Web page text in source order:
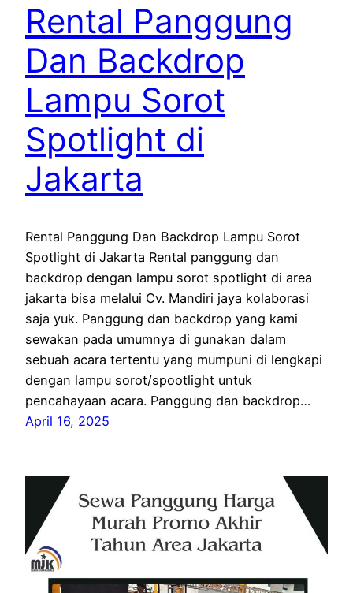
Rental Panggung
Dan Backdrop
Lampu Sorot
Spotlight di
Jakarta
Rental Panggung Dan Backdrop Lampu Sorot
Spotlight di Jakarta Rental panggung dan
backdrop dengan lampu sorot spotlight di area
jakarta bisa melalui Cv. Mandiri jaya kolaborasi
saja yuk. Panggung dan backdrop yang kami
sewakan pada umumnya di gunakan dalam
sebuah acara tertentu yang mumpuni di lengkapi
dengan lampu sorot/spootlight untuk
pencahayaan acara. Panggung dan backdrop…
April 16, 2025